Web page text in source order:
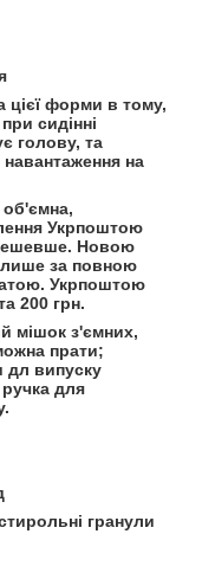
цієї форми в тому,
сидінні
голову, та
на
Укрпоштою
Новою
за повною
Укрпоштою
200 грн.
мішок з'ємних,
прати;
дл випуску
ручка для
гранули